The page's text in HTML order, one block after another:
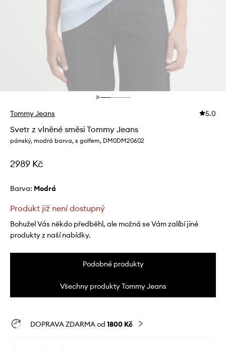
Tommy Jeans 5.0
Svetr z vlněné směsi Tommy Jeans
pánský, modrá barva, s golfem, DM0DM20602
2989 Kč
Barva: modrá
Produkt již není dostupný
Bohužel Vás někdo předběhl, ale možná se Vám zalíbí jiné
produkty z naší nabídky.
Podobné produkty
Všechny produkty Tommy Jeans
DOPRAVA ZDARMA od 1800 Kč